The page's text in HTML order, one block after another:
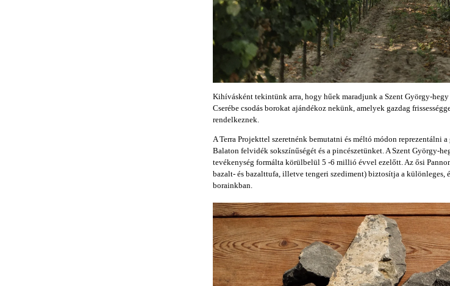
Kihívásként tekintünk arra, hogy hűek maradjunk a Szent György-
Cserébe csodás borokat ajándékoz nekünk, amelyek gazdag
rendelkeznek.
A Terra Projekttel szeretnénk bemutatni és méltó módon reprezentálni
Balaton felvidék sokszínűségét és a pincészetünket. A Szent György-
tevékenység formálta körülbelül 5 -6 millió évvel ezelőtt. Az ősi
bazalt- és bazalttufa, illetve tengeri szediment) biztosítja a különleges,
borainkban.